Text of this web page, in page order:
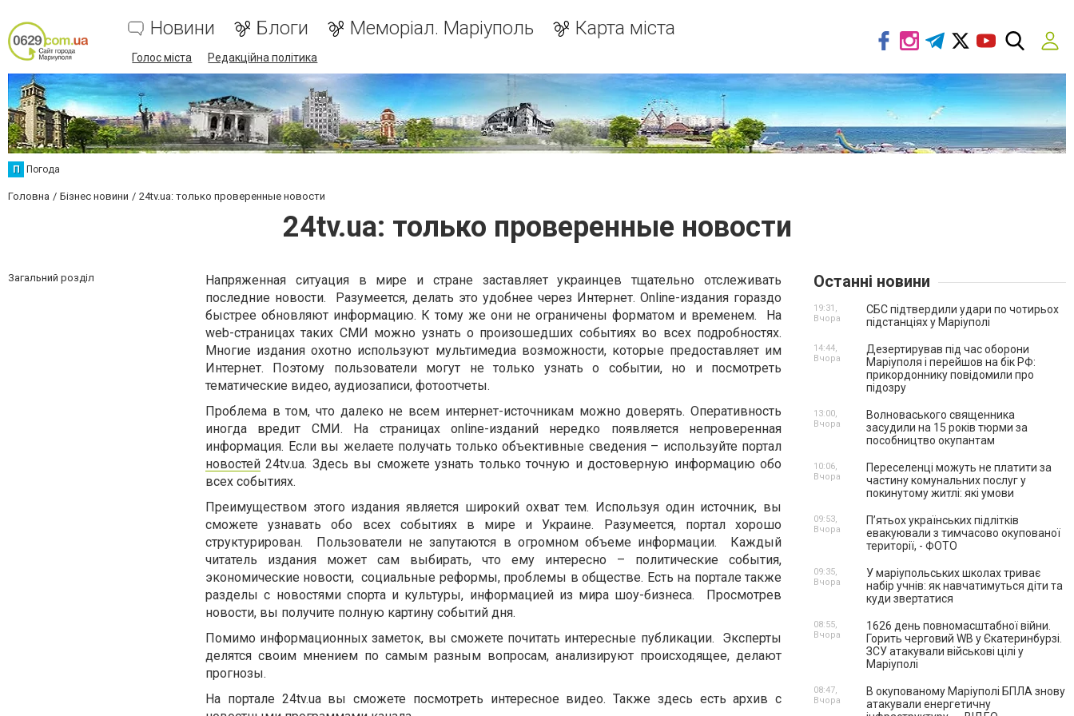
Новини Блоги Меморіал. Маріуполь Карта міста
Голос міста Редакційна політика
П Погода
Головна Бізнес новини 24tv.ua: только проверенные новости
24tv.ua: только проверенные новости
Загальний розділ
Напряженная ситуация в мире и стране заставляет украинцев тщательно отслеживать
последние новости. Разумеется, делать это удобнее через Интернет. Online-издания гораздо
быстрее обновляют информацию. К тому же они не ограничены форматом и временем. На
web-страницах таких СМИ можно узнать о произошедших событиях во всех подробностях.
Многие издания охотно используют мультимедиа возможности, которые предоставляет им
Интернет. Поэтому пользователи могут не только узнать о событии, но и посмотреть
тематические видео, аудиозаписи, фотоотчеты.
Проблема в том, что далеко не всем интернет-источникам можно доверять. Оперативность
иногда вредит СМИ. На страницах online-изданий нередко появляется непроверенная
информация. Если вы желаете получать только объективные сведения – используйте портал
новостей 24tv.ua. Здесь вы сможете узнать только точную и достоверную информацию обо
всех событиях.
Преимуществом этого издания является широкий охват тем. Используя один источник, вы
сможете узнавать обо всех событиях в мире и Украине. Разумеется, портал хорошо
структурирован. Пользователи не запутаются в огромном объеме информации. Каждый
читатель издания может сам выбирать, что ему интересно – политические события,
экономические новости, социальные реформы, проблемы в обществе. Есть на портале также
разделы с новостями спорта и культуры, информацией из мира шоу-бизнеса. Просмотрев
новости, вы получите полную картину событий дня.
Помимо информационных заметок, вы сможете почитать интересные публикации. Эксперты
делятся своим мнением по самым разным вопросам, анализируют происходящее, делают
прогнозы.
На портале 24tv.ua вы сможете посмотреть интересное видео. Также здесь есть архив с
Останні новини
СБС підтвердили удари по чотирьох
підстанціях у Маріуполі
19:31,
Вчора
Дезертирував під час оборони
Маріуполя і перейшов на бік РФ:
прикордоннику повідомили про
підозру
14:44,
Вчора
Волноваського священника
засудили на 15 років тюрми за
пособництво окупантам
13:00,
Вчора
Переселенці можуть не платити за
частину комунальних послуг у
покинутому житлі: які умови
10:06,
Вчора
П’ятьох українських підлітків
евакуювали з тимчасово окупованої
території, - ФОТО
09:53,
Вчора
У маріупольських школах триває
набір учнів: як навчатимуться діти та
куди звертатися
09:35,
Вчора
1626 день повномасштабної війни.
Горить черговий WB у Єкатеринбурзі.
ЗСУ атакували військові цілі у
Маріуполі
08:55,
Вчора
В окупованому Маріуполі БПЛА знову
атакували енергетичну
08:47,
Вчора